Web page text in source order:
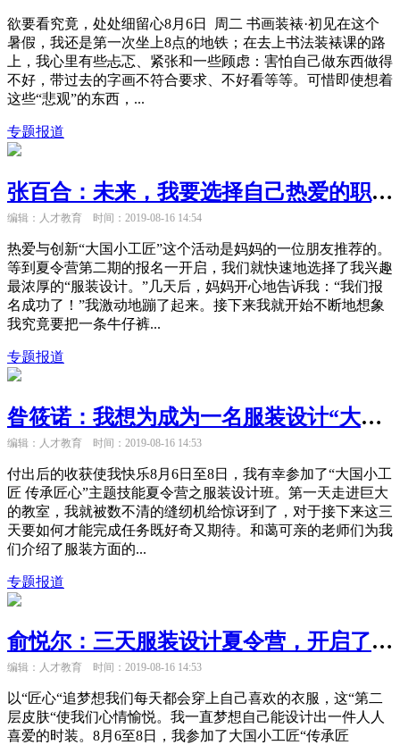
欲要看究竟，处处细留心8月6日 周二 书画装裱·初见在这个
暑假，我还是第一次坐上8点的地铁；在去上书法装裱课的路
上，我心里有些忐忑、紧张和一些顾虑：害怕自己做东西做得
不好，带过去的字画不符合要求、不好看等等。可惜即使想着
这些“悲观”的东西，...
专题报道
张百合：未来，我要选择自己热爱的职业不断深耕
编辑：人才教育 时间：2019-08-16 14:54
热爱与创新“大国小工匠”这个活动是妈妈的一位朋友推荐的。
等到夏令营第二期的报名一开启，我们就快速地选择了我兴趣
最浓厚的“服装设计。”几天后，妈妈开心地告诉我：“我们报
名成功了！”我激动地蹦了起来。接下来我就开始不断地想象
我究竟要把一条牛仔裤...
专题报道
昝筱诺：我想为成为一名服装设计“大工匠”不断努力
编辑：人才教育 时间：2019-08-16 14:53
付出后的收获使我快乐8月6日至8日，我有幸参加了“大国小工
匠 传承匠心”主题技能夏令营之服装设计班。第一天走进巨大
的教室，我就被数不清的缝纫机给惊讶到了，对于接下来这三
天要如何才能完成任务既好奇又期待。和蔼可亲的老师们为我
们介绍了服装方面的...
专题报道
俞悦尔：三天服装设计夏令营，开启了我的梦想之门
编辑：人才教育 时间：2019-08-16 14:53
以“匠心“追梦想我们每天都会穿上自己喜欢的衣服，这“第二
层皮肤“使我们心情愉悦。我一直梦想自己能设计出一件人人
喜爱的时装。8月6至8日，我参加了大国小工匠“传承匠